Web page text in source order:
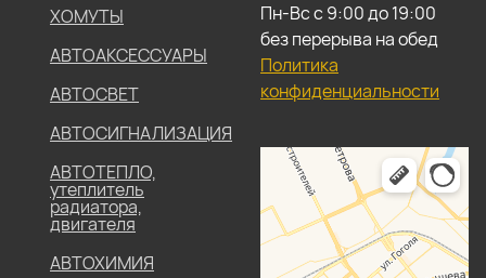
ХОМУТЫ
АВТОАКСЕССУАРЫ
АВТОСВЕТ
АВТОСИГНАЛИЗАЦИЯ
АВТОТЕПЛО,
утеплитель
радиатора,
двигателя
АВТОХИМИЯ
Пн-Вс с 9:00 до 19:00
без перерыва на обед
Политика
конфиденциальности